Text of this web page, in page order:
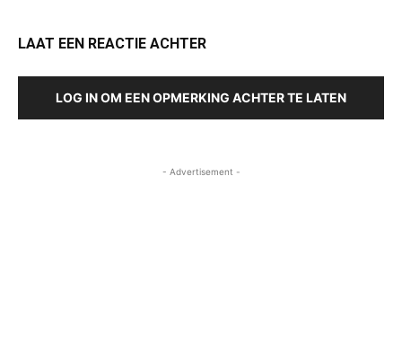
LAAT EEN REACTIE ACHTER
LOG IN OM EEN OPMERKING ACHTER TE LATEN
- Advertisement -